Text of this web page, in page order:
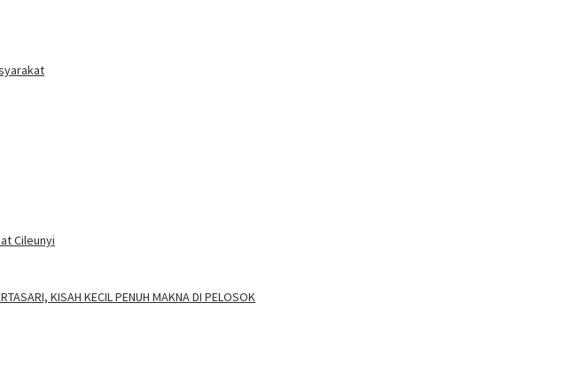
Cileunyi
KISAH KECIL PENUH MAKNA DI PELOSOK